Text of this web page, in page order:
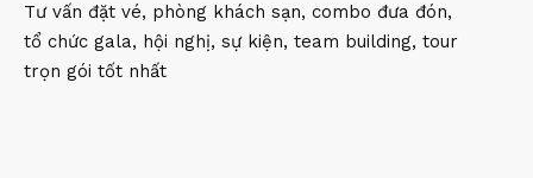
Tư vấn đặt vé, phòng khách sạn, combo đưa đón,
tổ chức gala, hội nghị, sự kiện, team building, tour
trọn gói tốt nhất